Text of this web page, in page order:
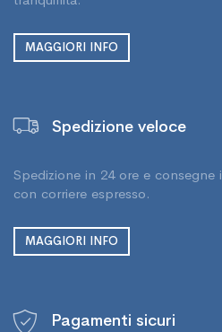
MAGGIORI INFO
Spedizione veloce
Spedizione in 24 ore e
con corriere espresso.
MAGGIORI INFO
Pagamenti sicuri